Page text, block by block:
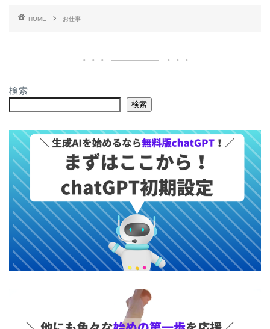
HOME お仕事
検索
検索